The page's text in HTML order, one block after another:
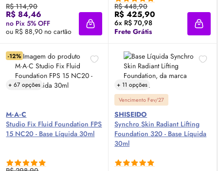
R$ 114,90
R$ 84,46
no Pix 5% OFF
ou R$ 88,90 no cartão
Adicionar à sacola
R$ 448,90
R$ 425,90
6x R$ 70,98
Frete Grátis
-12%
+ 67 opções
M·A·C
Studio Fix Fluid FoundationFPS
15 NC20 - Base Líquida 30ml
+ 11 opções
Vencimento Fev/27
SHISEIDO
SynchroSkin Radiant Lifting
Foundation 320 - Base Líquida
30ml